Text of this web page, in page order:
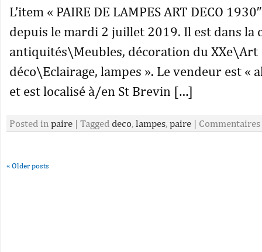
L’item « PAIRE DE LAMPES ART DECO
depuis le mardi 2 juillet 2019. Il est dans la
antiquités\Meubles, décoration du XXe\Art
déco\Eclairage, lampes ». Le vendeur est «
et est localisé à/en St Brevin […]
Posted in paire | Tagged deco, lampes, paire |
« Older posts